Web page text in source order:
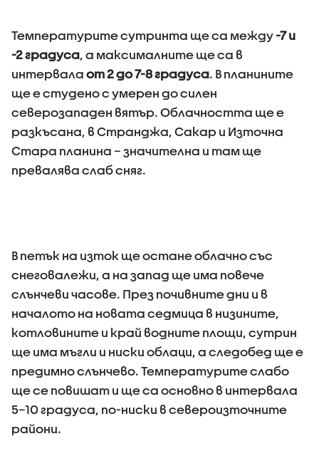
Температурите сутринта ще са между -7 и
-2 градуса, а максималните ще са в
интервала от 2 до 7-8 градуса. В планините
ще е студено с умерен до силен
северозападен вятър. Облачността ще е
разкъсана, в Странджа, Сакар и Източна
Стара планина – значителна и там ще
превалява слаб сняг.
В петък на изток ще остане облачно със
снеговалежи, а на запад ще има повече
слънчеви часове. През почивните дни и в
началото на новата седмица в низините,
котловините и край водните площи, сутрин
ще има мъгли и ниски облаци, а следобед ще е
предимно слънчево. Температурите слабо
ще се повишат и ще са основно в интервала
5–10 градуса, по-ниски в североизточните
райони.